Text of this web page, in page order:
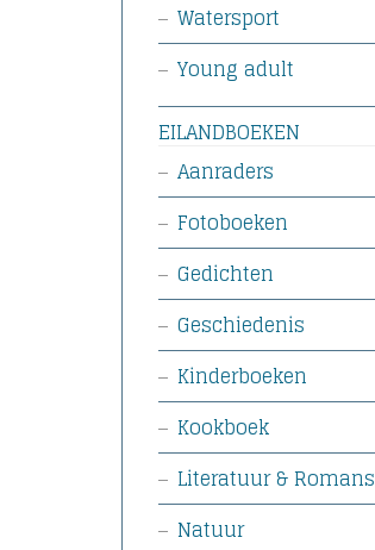
Watersport
Young adult
EILANDBOEKEN
Aanraders
Fotoboeken
Gedichten
Geschiedenis
Kinderboeken
Kookboek
Literatuur & Romans
Natuur